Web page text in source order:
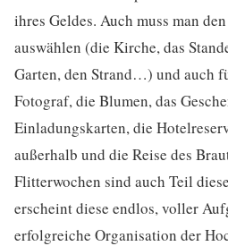
ihres Geldes. Auch muss man
auswählen (die Kirche, das
Garten, den Strand…) und auch
Fotograf, die Blumen, das
Einladungskarten, die
außerhalb und die Reise des
Flitterwochen sind auch Teil
erscheint diese endlos, voller
erfolgreiche Organisation der